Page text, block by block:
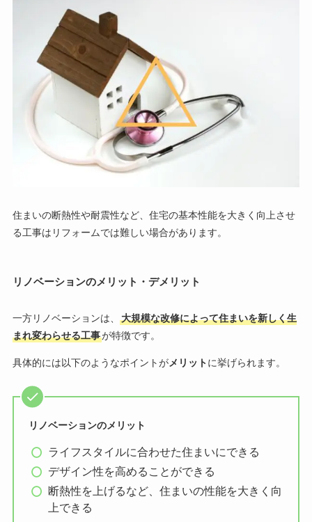
住まいの断熱性や耐震性など、住宅の基本性能を大きく向上させ
る工事はリフォームでは難しい場合があります。
リノベーションのメリット・デメリット
一方リノベーションは、
大規模な改修によって住まいを新しく生
まれ変わらせる工事が特徴です。
具体的には以下のようなポイントがメリットに挙げられます。
リノベーションのメリット
ライフスタイルに合わせた住まいにできる
デザイン性を高めることができる
断熱性を上げるなど、住まいの性能を大きく向
上できる